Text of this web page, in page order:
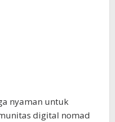
nyaman untuk
digital nomad